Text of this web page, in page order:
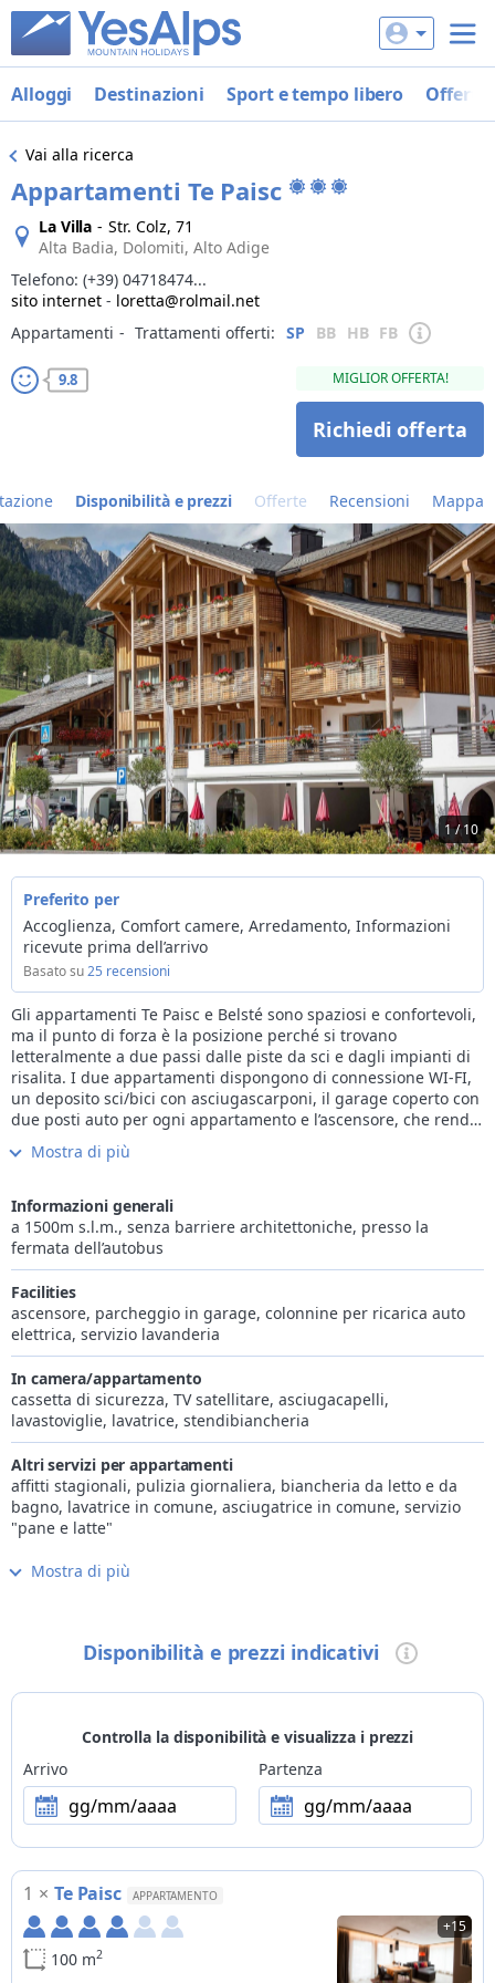
Alloggi Destinazioni Sport e tempo libero Offerte
Vai alla ricerca
Appartamenti Te Paisc
La Villa - Str. Colz, 71
Alta Badia, Dolomiti, Alto Adige
Telefono: (+39) 04718474...
sito internet - loretta@rolmail.net
Appartamenti ‐ Trattamenti offerti: SP BB HB FB
9.8 MIGLIOR OFFERTA!
Richiedi offerta
Disponibilità e prezzi Offerte Recensioni Mappa
1 / 10
Gli appartamenti Te Paisc e Belsté sono spaziosi e confortevoli,
ma il punto di forza è la posizione perché si trovano
letteralmente a due passi dalle piste da sci e dagli impianti di
risalita. I due appartamenti dispongono di connessione WI-FI,
un deposito sci/bici con asciugascarponi, il garage coperto con
due posti auto per ogni appartamento e l’ascensore, che rende
i due alloggi facilmente accessibili sia per le famiglie con
bambini, sia per le persone con disabilità. Gli appartamenti
eleganti. La cucina è attrezzata con lavastoviglie, microonde,
bollitore e biancheria. La cura di tutti i dettagli rende
l’ambiente accogliente, comodo e ideale per una serena
vacanza in autonomia e relax.
Mostra di più
Preferito per
Accoglienza, Comfort camere, Arredamento, Informazioni
ricevute prima dell’arrivo
Basato su25 recensioni
Informazioni generali
a 1500m s.l.m., senza barriere architettoniche, presso la
fermata dell’autobus
Facilities
ascensore, parcheggio in garage, colonnine per ricarica auto
elettrica, servizio lavanderia
In camera/appartamento
cassetta di sicurezza, TV satellitare, asciugacapelli,
lavastoviglie, lavatrice, stendibiancheria
Altri servizi per appartamenti
affitti stagionali, pulizia giornaliera, biancheria da letto e da
bagno, lavatrice in comune, asciugatrice in comune, servizio
"pane e latte"
Internet
struttura adatta a famiglie con bambini
Animali
Metodi di pagamento
Visa, bancomat
deposito biciclette chiuso a chiave
Moto
parcheggio per motociclette in garage chiuso a chiave
Sci
Mostra di più
Disponibilità e prezzi indicativi
Controlla la disponibilità e visualizza i prezzi
Arrivo
gg/mm/aaaa
Partenza
gg/mm/aaaa
1 × Te Paisc APPARTAMENTO
100 m2
+15